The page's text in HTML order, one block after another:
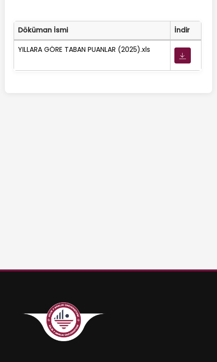
Döküman İsmi
İndir
YILLARA GÖRE TABAN PUANLAR (2025).xls